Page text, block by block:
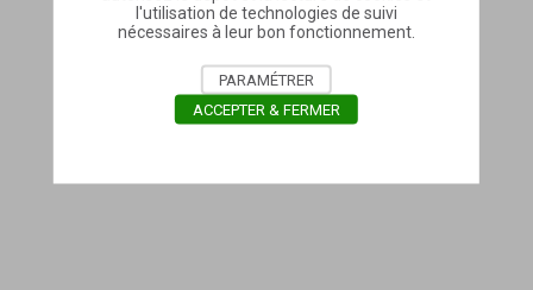
l'utilisation de technologies de suivi
nécessaires à leur bon fonctionnement.
PARAMÉTRER
ACCEPTER & FERMER